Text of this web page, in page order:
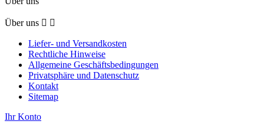
Über uns  
Liefer- und Versandkosten
Rechtliche Hinweise
Allgemeine Geschäftsbedingungen
Privatsphäre und Datenschutz
Kontakt
Sitemap
Ihr Konto